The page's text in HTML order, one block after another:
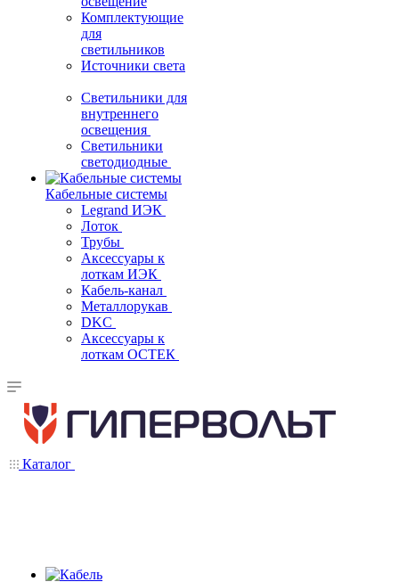
Комплектующие
для
светильников
Источники света
Светильники для
внутреннего
освещения
Светильники
светодиодные
Кабельные системы
Legrand ИЭК
Лоток
Трубы
Аксессуары к
лоткам ИЭК
Кабель-канал
Металлорукав
DKC
Аксессуары к
лоткам ОСТЕК
Каталог